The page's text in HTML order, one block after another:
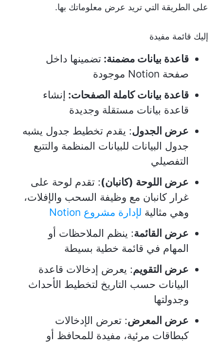
على الطريقة التي تريد عرض معلوماتك بها.
إليك قائمة مفيدة
قاعدة بيانات مضمنة: تضمينها داخل
صفحة Notion موجودة
قاعدة بيانات كاملة الصفحات: إنشاء
قاعدة بيانات مستقلة وجديدة
عرض الجدول: يقدم تخطيط جدول يشبه
جدول البيانات للبيانات المنظمة والتتبع
التفصيلي
عرض اللوحة (كانبان): تقدم لوحة على
غرار كانبان مع وظيفة السحب والإفلات،
وهي مثالية لإدارة مشروع Notion
عرض القائمة: ينظم الملاحظات أو
المهام في قائمة خطية بسيطة
عرض التقويم: يعرض إدخالات قاعدة
البيانات حسب التاريخ لتخطيط الأحداث
وجدولتها
عرض المعرض: تعرض الإدخالات
كبطاقات مرئية، مفيدة للمحافظ أو